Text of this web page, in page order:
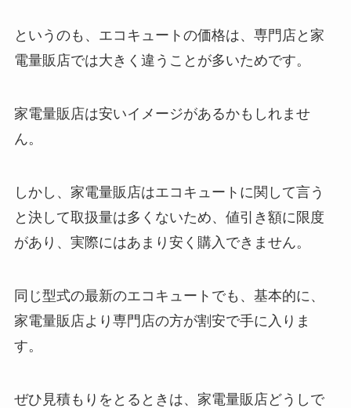
というのも、エコキュートの価格は、専門店と家
電量販店では大きく違うことが多いためです。
家電量販店は安いイメージがあるかもしれませ
ん。
しかし、家電量販店はエコキュートに関して言う
と決して取扱量は多くないため、値引き額に限度
があり、実際にはあまり安く購入できません。
同じ型式の最新のエコキュートでも、基本的に、
家電量販店より専門店の方が割安で手に入りま
す。
ぜひ見積もりをとるときは、家電量販店どうしで